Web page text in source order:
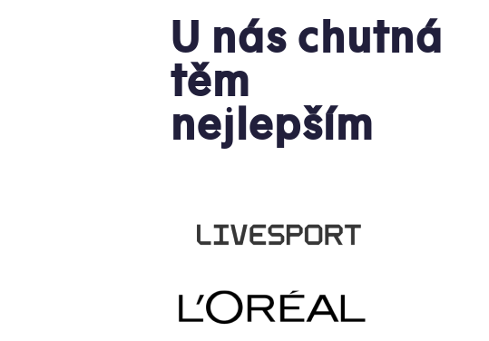
U nás chutná
těm
nejlepším